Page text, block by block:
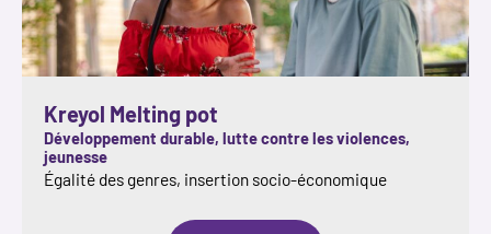
Kreyol Melting pot
Développement durable, lutte contre les violences,
jeunesse
Égalité des genres, insertion socio-économique